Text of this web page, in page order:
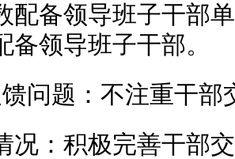
配备领导班子干部
备领导班子干部。
题：不注重干部
：积极完善干部交